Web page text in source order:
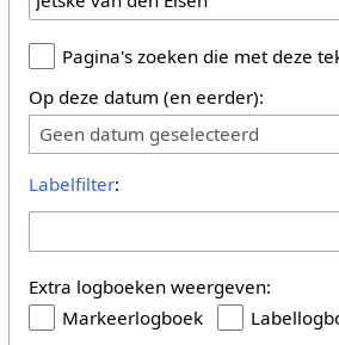
Pagina's zoeken die met deze
Op deze datum (en eerder):
Geen datum geselecteerd
Labelfilter:
Extra logboeken weergeven:
Markeerlogboek